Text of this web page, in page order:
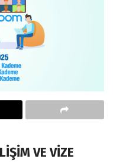
VE VİZE